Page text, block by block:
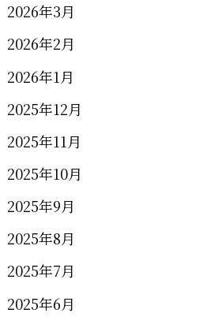
2026年3月
2026年2月
2026年1月
2025年12月
2025年11月
2025年10月
2025年9月
2025年8月
2025年7月
2025年6月